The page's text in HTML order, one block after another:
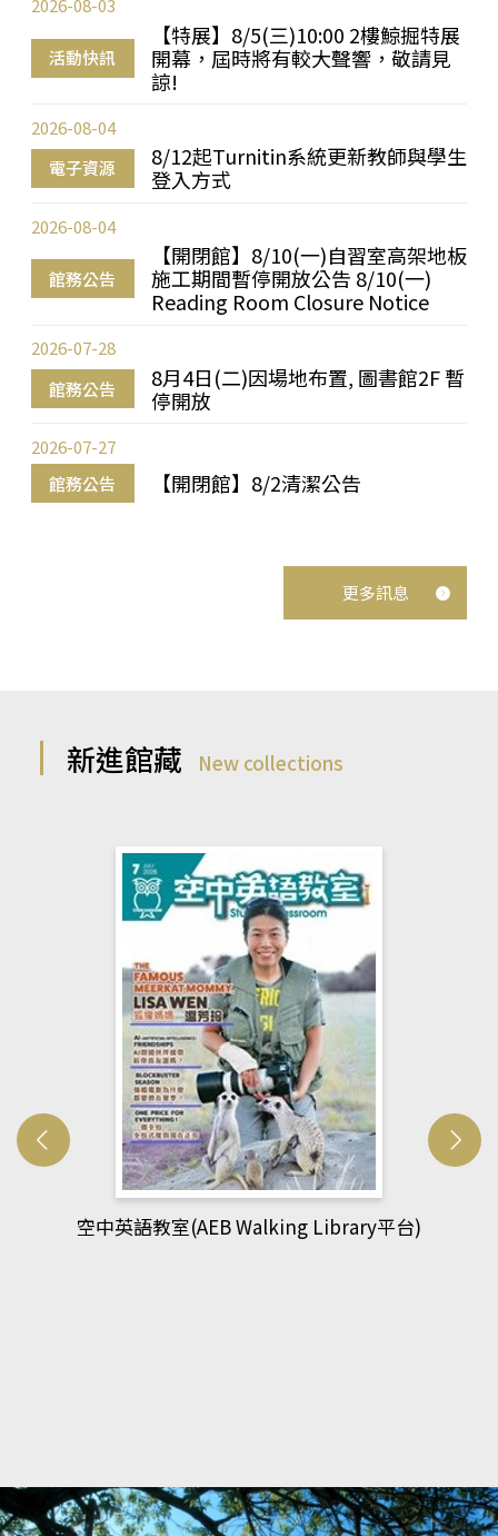
活動快訊
【特展】8/5(三)10:00 2樓鯨掘特展
開幕，屆時將有較大聲響，敬請見
諒!
2026-08-03
電子資源
8/12起Turnitin系統更新教師與學生
登入方式
2026-08-04
館務公告
【開閉館】8/10(一)自習室高架地板
施工期間暫停開放公告 8/10(一)
Reading Room Closure Notice
2026-08-04
館務公告
8月4日(二)因場地布置, 圖書館2F 暫
停開放
2026-07-28
館務公告 【開閉館】8/2清潔公告
2026-07-27
更多訊息
新進館藏 New collections
網管人(kono平台)